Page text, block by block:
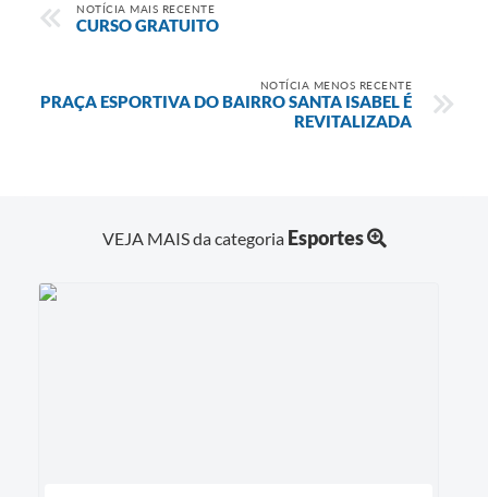
NOTÍCIA MAIS RECENTE
CURSO GRATUITO
NOTÍCIA MENOS RECENTE
PRAÇA ESPORTIVA DO BAIRRO SANTA ISABEL É
REVITALIZADA
VEJA MAIS da categoria Esportes